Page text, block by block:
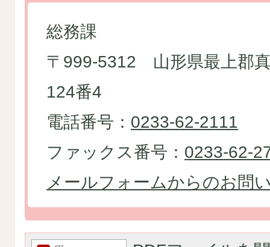
総務課
〒999-5312 山形県最上郡
124番4
電話番号： 0233-62-2111
ファックス番号： 0233-62-
メールフォームからのお問